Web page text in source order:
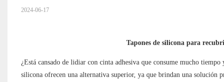
2024-06-17
Tapones de silicona para
¿Está cansado de lidiar con cinta adhesiva que consume mucho
silicona ofrecen una alternativa superior, ya que brindan una solución